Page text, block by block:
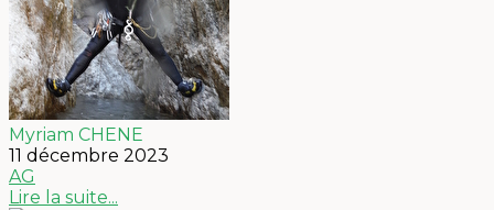
Myriam CHENE
11 décembre 2023
AG
Lire la suite...